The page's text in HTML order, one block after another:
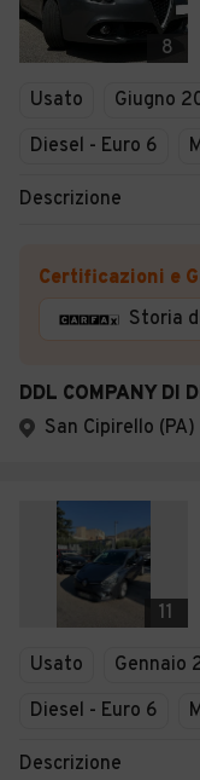
8
Usato Giugno
Diesel - Euro 6
Descrizione
Certificazioni e
Storia
DDL COMPANY DI
San Cipirello (PA)
11
Usato Gennaio
Diesel - Euro 6
Descrizione